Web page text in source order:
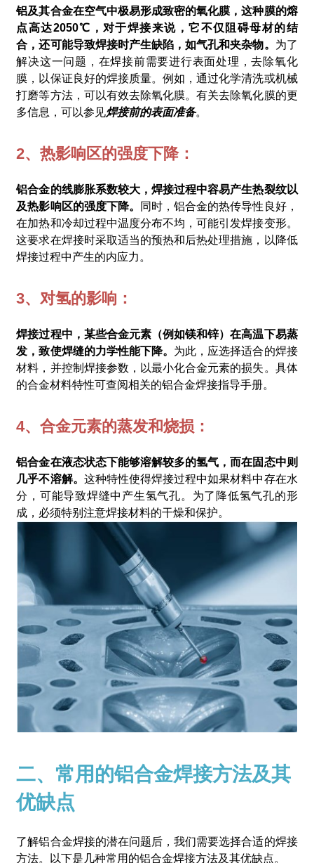
铝及其合金在空气中极易形成致密的氧化膜，这种膜的熔
点高达2050℃，对于焊接来说，它不仅阻碍母材的结
合，还可能导致焊接时产生缺陷，如气孔和夹杂物。 为了
解决这一问题，在焊接前需要进行表面处理，去除氧化
膜，以保证良好的焊接质量。例如，通过化学清洗或机械
打磨等方法，可以有效去除氧化膜。有关去除氧化膜的更
多信息，可以参见焊接前的表面准备。
2、热影响区的强度下降：
铝合金的线膨胀系数较大，焊接过程中容易产生热裂纹以
及热影响区的强度下降。
同时，铝合金的热传导性良好，
在加热和冷却过程中温度分布不均，可能引发焊接变形。
这要求在焊接时采取适当的预热和后热处理措施，以降低
焊接过程中产生的内应力。
3、对氢的影响：
焊接过程中，某些合金元素（例如镁和锌）在高温下易蒸
发，致使焊缝的力学性能下降。 为此，应选择适合的焊接
材料，并控制焊接参数，以最小化合金元素的损失。具体
的合金材料特性可查阅相关的铝合金焊接指导手册。
4、合金元素的蒸发和烧损：
铝合金在液态状态下能够溶解较多的氢气，而在固态中则
几乎不溶解。 这种特性使得焊接过程中如果材料中存在水
分，可能导致焊缝中产生氢气孔。为了降低氢气孔的形
成，必须特别注意焊接材料的干燥和保护。
二、常用的铝合金焊接方法及其
优缺点
了解铝合金焊接的潜在问题后，我们需要选择合适的焊接
方法。以下是几种常用的铝合金焊接方法及其优缺点。